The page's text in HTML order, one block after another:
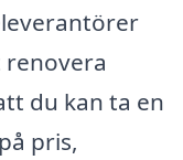
renovera
du kan ta en
pris,